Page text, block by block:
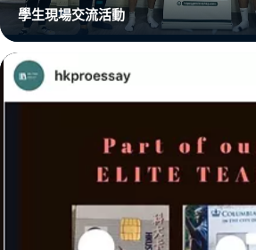
學生現場交流活動